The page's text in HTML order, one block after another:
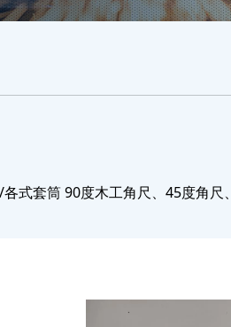
式套筒 90度木工角尺、45度角尺